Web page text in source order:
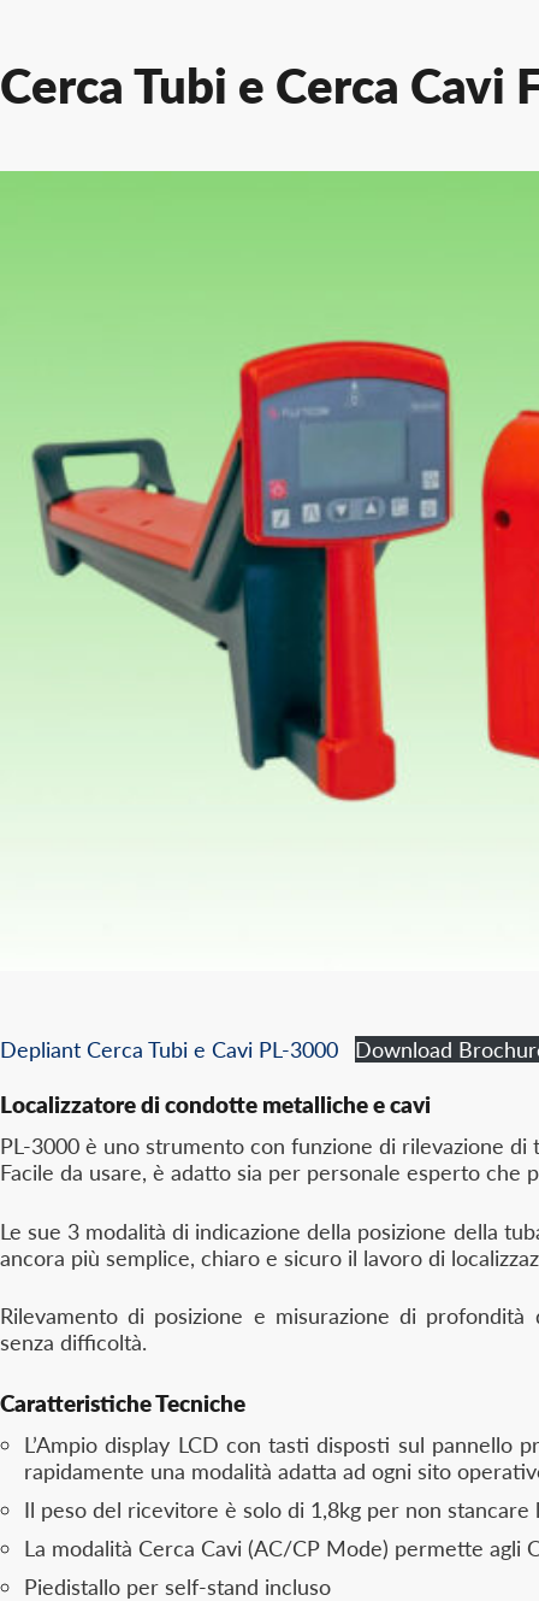
CONTENUTO
PRINCIPALE
Cerca Tubi e Cerca Cavi
Depliant Cerca Tubi e Cavi PL-3000 Download
Localizzatore di condotte metalliche e cavi
PL-3000 è uno strumento con funzione di rilevazione
Facile da usare, è adatto sia per personale esperto che
Le sue 3 modalità di indicazione della posizione della
ancora più semplice, chiaro e sicuro il lavoro di
Rilevamento di posizione e misurazione di
senza difficoltà.
Caratteristiche Tecniche
L’Ampio display LCD con tasti disposti sul
rapidamente una modalità adatta ad ogni sito
Il peso del ricevitore è solo di 1,8kg per non stancare
La modalità Cerca Cavi (AC/CP Mode) permette
Piedistallo per self-stand incluso